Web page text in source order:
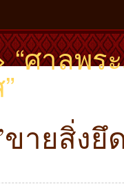
“ศาลพร
ายสิ่ง